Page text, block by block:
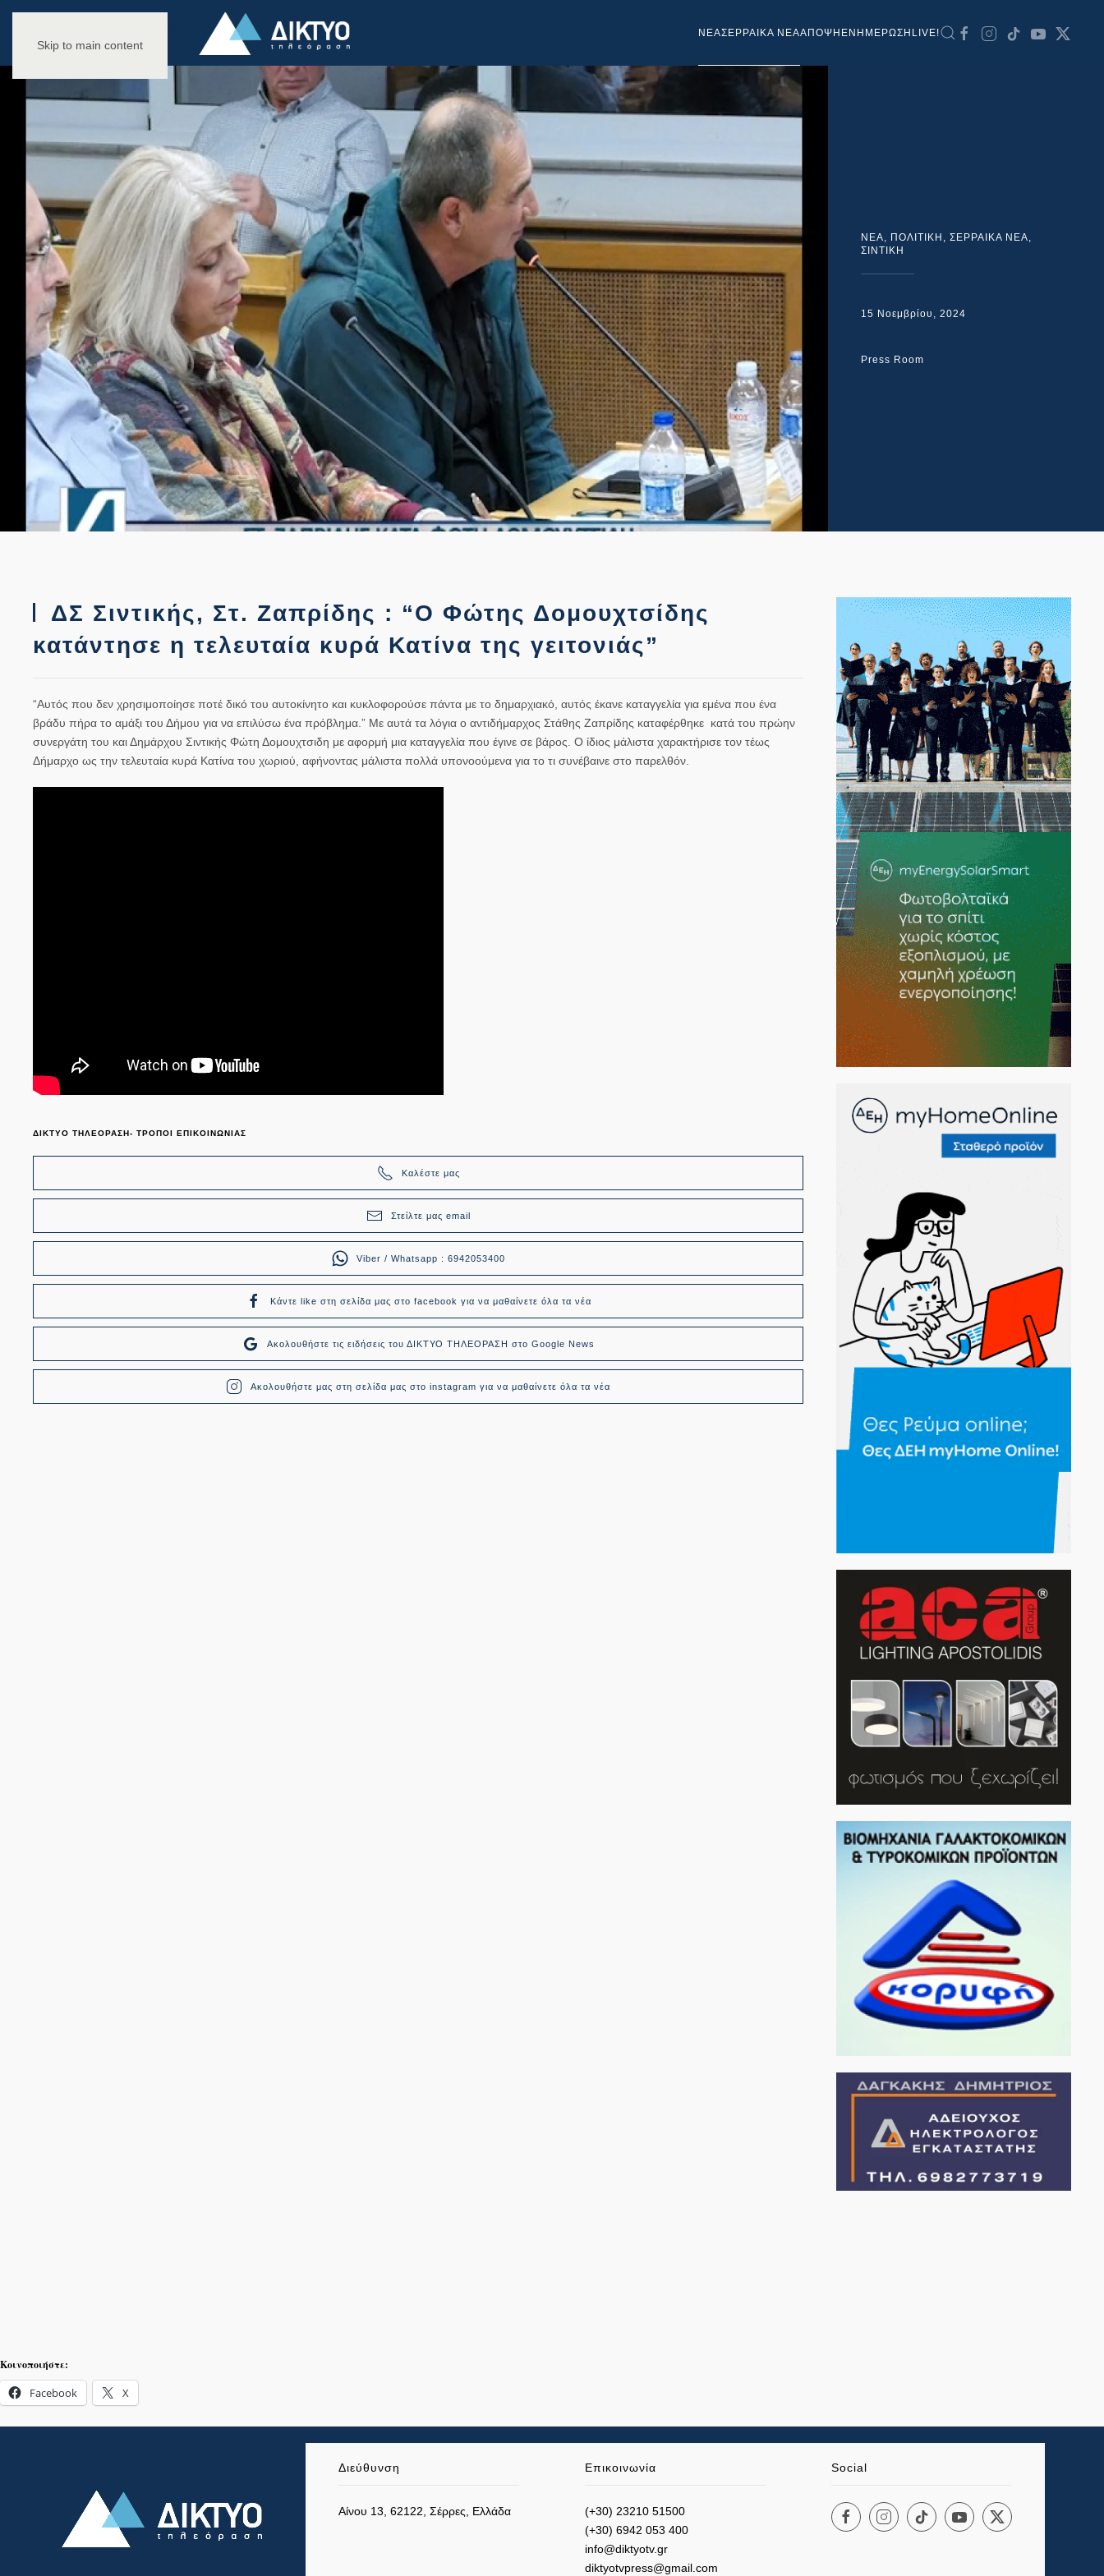
Skip to main content
NEAΣΕΡΡΑΙΚΑ ΝΕΑΑΠΟΨΗ ΕΝΗΜΕΡΩΣΗ LIVE!
NEA, ΠΟΛΙΤΙΚΗ , ΣΕΡΡΑΙΚΑ ΝΕΑ,
ΣΙΝΤΙΚΗ
15 Νοεμβρίου, 2024
Press Room
ΔΣ Σιντικής, Στ. Ζαπρίδης : “Ο Φώτης Δομουχτσίδης
κατάντησε η τελευταία κυρά Κατίνα της γειτονιάς”
“Αυτός που δεν χρησιμοποίησε ποτέ δικό του αυτοκίνητο και κυκλοφορούσε πάντα με το δημαρχιακό, αυτός έκανε καταγγελία για εμένα που ένα
βράδυ πήρα το αμάξι του Δήμου για να επιλύσω ένα πρόβλημα.” Με αυτά τα λόγια ο αντιδήμαρχος Στάθης Ζαπρίδης καταφέρθηκε κατά του πρώην
συνεργάτη του και Δημάρχου Σιντικής Φώτη Δομουχτσιδη με αφορμή μια καταγγελία που έγινε σε βάρος. Ο ίδιος μάλιστα χαρακτήρισε τον τέως
Δήμαρχο ως την τελευταία κυρά Κατίνα του χωριού, αφήνοντας μάλιστα πολλά υπονοούμενα για το τι συνέβαινε στο παρελθόν.
ΔΙΚΤΥΟ ΤΗΛΕΟΡΑΣΗ- ΤΡΟΠΟΙ ΕΠΙΚΟΙΝΩΝΙΑΣ
Καλέστε μας
Στείλτε μας email
Viber / Whatsapp : 6942053400
Κάντε like στη σελίδα μας στο facebook για να μαθαίνετε όλα τα νέα
Ακολουθήστε τις ειδήσεις του ΔΙΚΤΥΟ ΤΗΛΕΟΡΑΣΗ στο Google News
Ακολουθήστε μας στη σελίδα μας στο instagram για να μαθαίνετε όλα τα νέα
Κοινοποιήστε:
Facebook X
Διεύθυνση
Αίνου 13, 62122, Σέρρες, Ελλάδα
Επικοινωνία
(+30) 23210 51500
(+30) 6942 053 400
info@diktyotv.gr
diktyotvpress@gmail.com
Social